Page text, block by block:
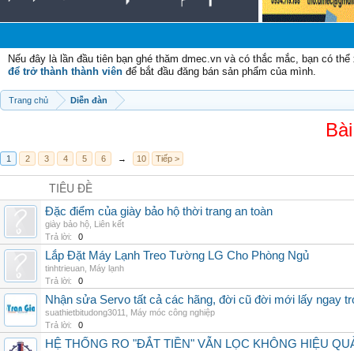
Nếu đây là lần đầu tiên bạn ghé thăm dmec.vn và có thắc mắc, bạn có
để trở thành thành viên để bắt đầu đăng bán sản phẩm của mình.
Trang chủ Diễn đàn
1 2 3 4 5 6 → 10 Tiếp >
TIÊU ĐỀ
Đặc điểm của giày bảo hộ thời trang an toàn
giày bảo hộ Liên kết
Trả lời:
0
Lắp Đặt Máy Lạnh Treo Tường LG Cho Phòng Ngủ
tinhtrieuan Máy lạnh
Trả lời:
0
Nhận sửa Servo tất cả các hãng, đời cũ đời mới lấy ngay
suathietbitudong3011
Máy móc công nghiệp
Trả lời:
0
HỆ THỐNG RO "ĐẮT TIỀN" VẪN LỌC KHÔNG HIỆU